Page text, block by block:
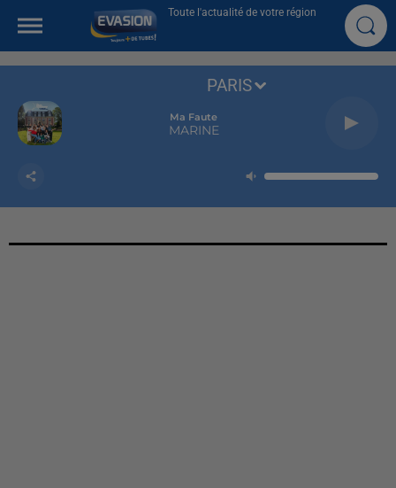
Toute l'actualité de votre région
Ma Faute
MARINE
PARIS